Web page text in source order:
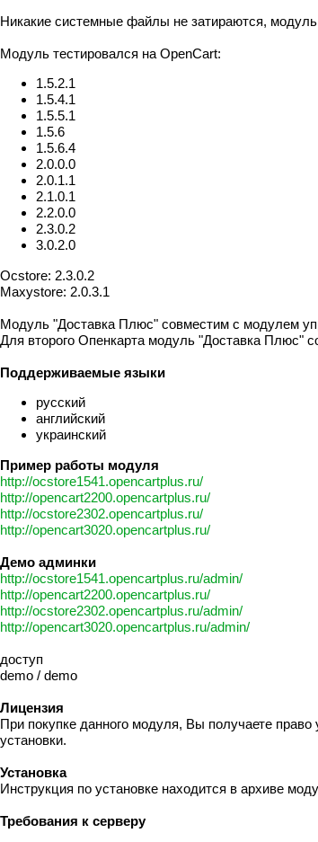
Никакие системные файлы не затираются,
Модуль тестировался на OpenCart:
1.5.2.1
1.5.4.1
1.5.5.1
1.5.6
1.5.6.4
2.0.0.0
2.0.1.1
2.1.0.1
2.2.0.0
2.3.0.2
3.0.2.0
Ocstore: 2.3.0.2
Maxystore: 2.0.3.1
Модуль "Доставка Плюс" совместим с модулем
Для второго Опенкарта модуль "Доставка Плюс"
Поддерживаемые языки
русский
английский
украинский
Пример работы модуля
http://ocstore1541.opencartplus.ru/
http://opencart2200.opencartplus.ru/
http://ocstore2302.opencartplus.ru/
http://opencart3020.opencartplus.ru/
Демо админки
http://ocstore1541.opencartplus.ru/admin/
http://opencart2200.opencartplus.ru/
http://ocstore2302.opencartplus.ru/admin/
http://opencart3020.opencartplus.ru/admin/
доступ
demo / demo
Лицензия
При покупке данного модуля, Вы получаете
установки.
Установка
Инструкция по установке находится в архиве
Требования к серверу